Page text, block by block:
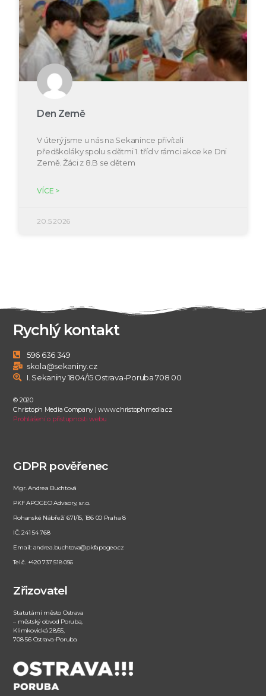
Den Země
V úterý jsme u nás na Sekanince přivítali
předškoláky spolu s dětmi 1. tříd v rámci akce ke Dni
Země. Žáci z 8.B se dětem
VÍCE >
20.5.2026
Rychlý kontakt
596 636 349
skola@sekaniny.cz
I. Sekaniny 1804/15 Ostrava-Poruba 708 00
© 2020
Christoph Media Company | www.christophmedia.cz
Prohlášení o přístupnosti webu
GDPR pověřenec
Mgr. Andrea Buchtová
PKF APOGEO Advisory, s.r.o.
Rohanské Nábřeží 671/15, 186 00 Praha 8
IČ: 241 54 768
Email: andrea.buchtova@pkfapogeo.cz
Tel.č. +420 737 518 056
Zřizovatel
Statutární město Ostrava
– městský obvod Poruba,
Klimkovická 28/55,
708 56 Ostrava-Poruba